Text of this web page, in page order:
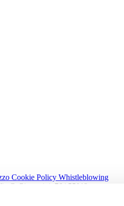
Cookie Policy Whistleblowing
G. Pieraccini, 76 | 55012
01387320466 | CCIAA e